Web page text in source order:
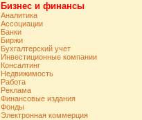
Бизнес и финансы
Аналитика
Ассоциации
Банки
Биржи
Бухгалтерский учет
Инвестиционные компании
Консалтинг
Недвижимость
Работа
Реклама
Финансовые издания
Фонды
Электронная коммерция